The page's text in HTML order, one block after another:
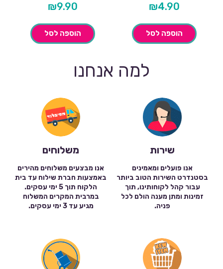
₪4.90
הוספה לסל
₪9.90
הוספה לסל
למה אנחנו
שירות
אנו פועלים ומאמינים
בסטנדרט השירות הטוב ביותר
עבור קהל לקוחותינו, תוך
זמינות ומתן מענה הולם לכל
פניה.
משלוחים
אנו מבצעים משלוחים מהירים
באמצעות חברת שילוח עד בית
הלקוח תוך 5 ימי עסקים.
במרבית המקרים המשלוח
מגיע עד 3 ימי עסקים.